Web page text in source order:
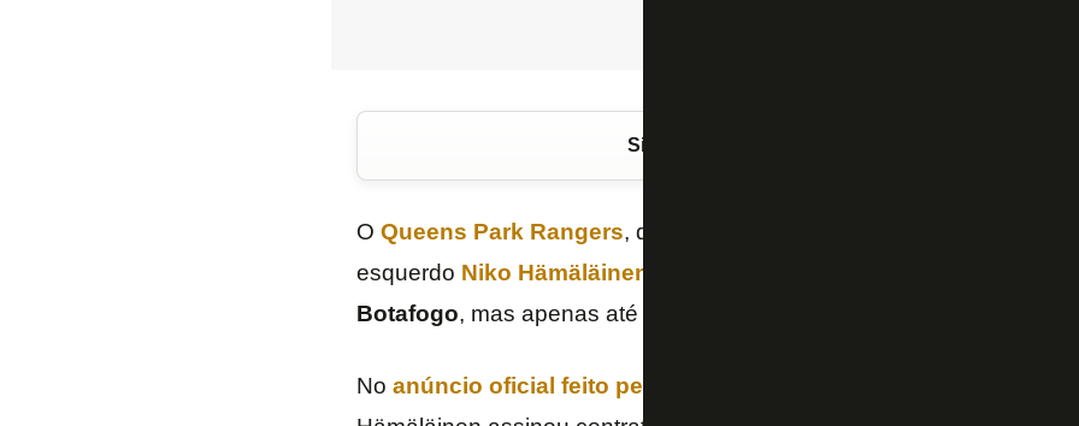
Siga o FogãoNET
O Queens Park Rangers, detentor dos direitos econômicos e
esquerdo Niko Hämäläinen
Botafogo, mas apenas até julho, com opção de solicitar o retorno
No anúncio oficial feito pelo Botafogo nesta terça-feira